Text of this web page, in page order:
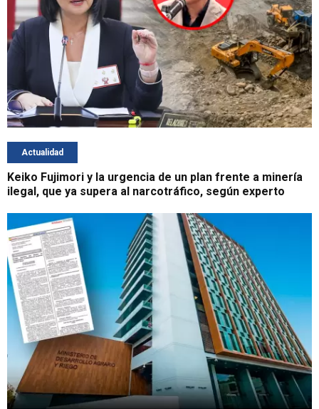
Actualidad
Keiko Fujimori y la urgencia de un plan frente a minería
ilegal, que ya supera al narcotráfico, según experto